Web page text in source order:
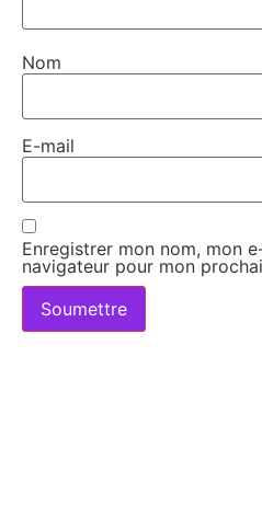
Nom
E-mail
Enregistrer mon nom, mon
navigateur pour mon